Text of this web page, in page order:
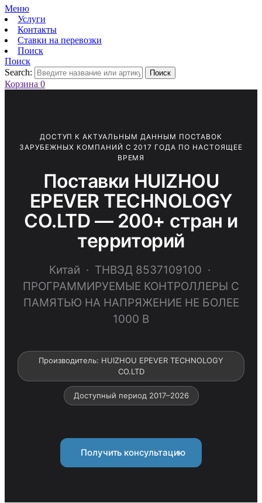
Меню
Услуги
Контакты
Ставки на перевозки
Поиск
Поиск
Search:
Поиск
Корзина 0
ДОСТУП К АКТУАЛЬНЫМ ДАННЫМ ПОСТАВОК
ЗАРУБЕЖНЫХ КОМПАНИЙ С 2017 ГОДА ПО НАСТОЯЩЕЕ
ВРЕМЯ
Поставки HUIZHOU
EPEVER TECHNOLOGY
CO.LTD — 200+ стран и
территорий
Китай · ТНВЭД 8537109100 ·
ПРОГРАММИРУЕМЫЕ КОНТРОЛЛЕРЫ С
ПАМЯТЬЮ НА НАПРЯЖЕНИЕ НЕ БОЛЕЕ
1000 В
Производитель: HUIZHOU EPEVER TECHNOLOGY
CO.LTD
Доступный период 2017–2026
Получить консультацию